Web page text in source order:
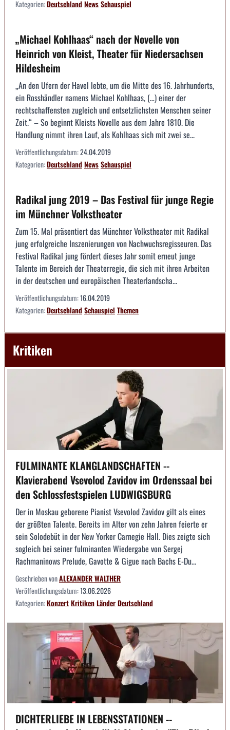
Kategorien:DeutschlandNewsSchauspiel
„Michael Kohlhaas“ nach der Novelle von
Heinrich von Kleist, Theater für Niedersachsen
Hildesheim
„An den Ufern der Havel lebte, um die Mitte des 16. Jahrhunderts,
ein Rosshändler namens Michael Kohlhaas, (…) einer der
rechtschaffensten zugleich und entsetzlichsten Menschen seiner
Zeit.“ – So beginnt Kleists Novelle aus dem Jahre 1810. Die
Handlung nimmt ihren Lauf, als Kohlhaas sich mit zwei se...
Veröffentlichungsdatum:24.04.2019
Kategorien:DeutschlandNewsSchauspiel
Radikal jung 2019 – Das Festival für junge Regie
im Münchner Volkstheater
Zum 15. Mal präsentiert das Münchner Volkstheater mit Radikal
jung erfolgreiche Inszenierungen von Nachwuchsregisseuren. Das
Festival Radikal jung fördert dieses Jahr somit erneut junge
Talente im Bereich der Theaterregie, die sich mit ihren Arbeiten
in der deutschen und europäischen Theaterlandscha...
Veröffentlichungsdatum:16.04.2019
Kategorien:DeutschlandSchauspiel Themen
Kritiken
FULMINANTE KLANGLANDSCHAFTEN --
Klavierabend Vsevolod Zavidov im Ordenssaal bei
den Schlossfestspielen LUDWIGSBURG
Der in Moskau geborene Pianist Vsevolod Zavidov gilt als eines
der größten Talente. Bereits im Alter von zehn Jahren feierte er
sein Solodebüt in der New Yorker Carnegie Hall. Dies zeigte sich
sogleich bei seiner fulminanten Wiedergabe von Sergej
Rachmaninows Prelude, Gavotte & Gigue nach Bachs E-Du...
Geschrieben vonALEXANDER WALTHER
Veröffentlichungsdatum:13.06.2026
Kategorien:KonzertKritikenLänderDeutschland
DICHTERLIEBE IN LEBENSSTATIONEN --